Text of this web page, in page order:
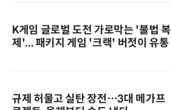
K게임 글로벌 도전 가로막는 '불법 복
제'... 패키지 게임 '크랙' 버젓이 유통
규제 허물고 실탄 장전…3대 메가프